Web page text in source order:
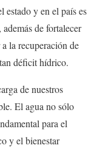
estado y en el país es
de fortalecer
la recuperación de
déficit hídrico.
de nuestros
El agua no sólo
para el
y el bienestar